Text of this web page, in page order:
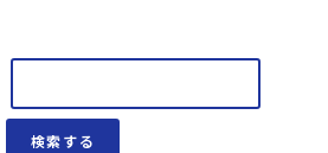
検索する